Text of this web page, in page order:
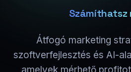
Számíthatsz
Átfogó marketing
szoftverfejlesztés és AI-